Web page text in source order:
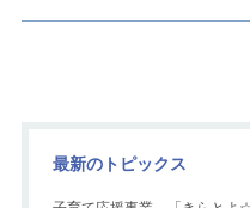
最新のトピックス